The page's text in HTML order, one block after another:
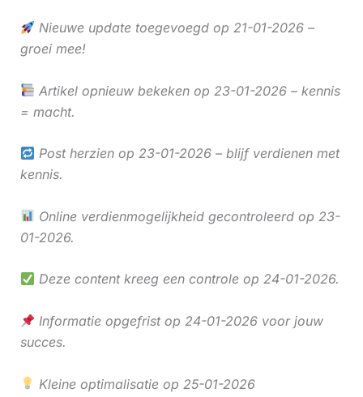
Nieuwe update toegevoegd op 21-01-2026 –
groei mee!
Artikel opnieuw bekeken op 23-01-2026 – kennis
= macht.
Post herzien op 23-01-2026 – blijf verdienen met
kennis.
Online verdienmogelijkheid gecontroleerd op 23-
01-2026.
Deze content kreeg een controle op 24-01-2026.
Informatie opgefrist op 24-01-2026 voor jouw
succes.
Kleine optimalisatie op 25-01-2026